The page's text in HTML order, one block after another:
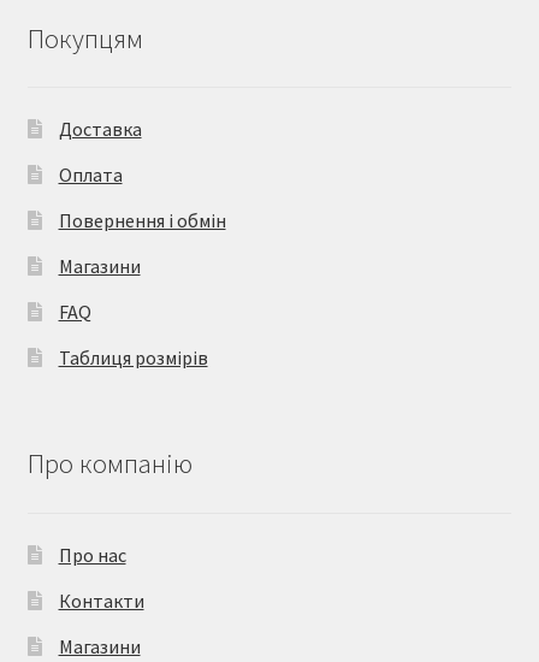
Покупцям
Доставка
Оплата
Повернення і обмін
Магазини
FAQ
Таблиця розмірів
Про компанію
Про нас
Контакти
Магазини